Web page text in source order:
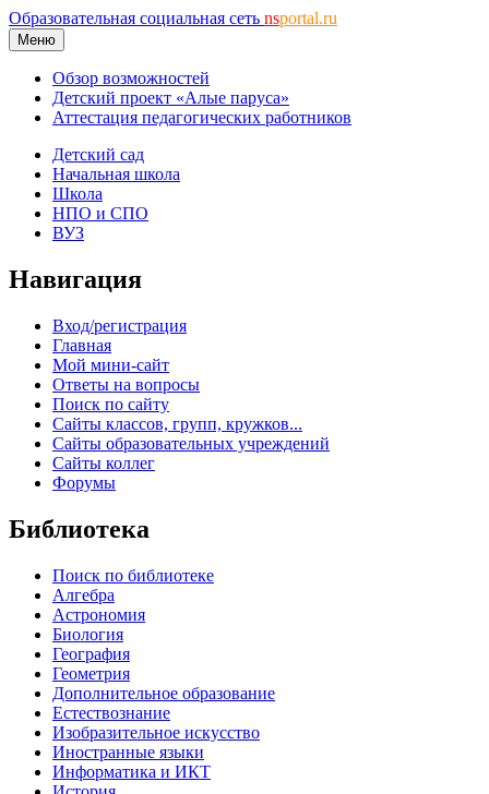
Образовательная социальная сеть nsportal.ru
Меню
Обзор возможностей
Детский проект «Алые паруса»
Аттестация педагогических работников
Детский сад
Начальная школа
Школа
НПО и СПО
ВУЗ
Навигация
Вход/регистрация
Главная
Мой мини-сайт
Ответы на вопросы
Поиск по сайту
Сайты классов, групп, кружков...
Сайты образовательных учреждений
Сайты коллег
Форумы
Библиотека
Поиск по библиотеке
Алгебра
Астрономия
Биология
География
Геометрия
Дополнительное образование
Естествознание
Изобразительное искусство
Иностранные языки
Информатика и ИКТ